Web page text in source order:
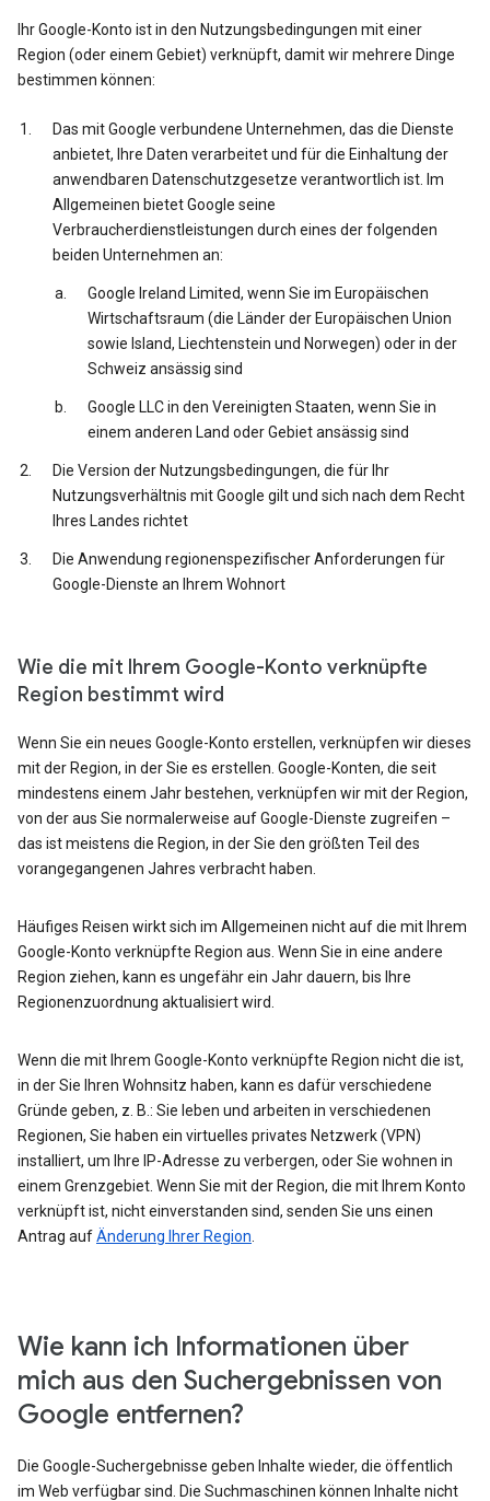
Ihr Google-Konto ist in den Nutzungsbedingungen mit einer
Region (oder einem Gebiet) verknüpft, damit wir mehrere Dinge
bestimmen können:
Das mit Google verbundene Unternehmen, das die Dienste
anbietet, Ihre Daten verarbeitet und für die Einhaltung der
anwendbaren Datenschutzgesetze verantwortlich ist. Im
Allgemeinen bietet Google seine
Verbraucherdienstleistungen durch eines der folgenden
beiden Unternehmen an:
Google Ireland Limited, wenn Sie im Europäischen
Wirtschaftsraum (die Länder der Europäischen Union
sowie Island, Liechtenstein und Norwegen) oder in der
Schweiz ansässig sind
Google LLC in den Vereinigten Staaten, wenn Sie in
einem anderen Land oder Gebiet ansässig sind
Die Version der Nutzungsbedingungen, die für Ihr
Nutzungsverhältnis mit Google gilt und sich nach dem Recht
Ihres Landes richtet
Die Anwendung regionenspezifischer Anforderungen für
Google-Dienste an Ihrem Wohnort
Wie die mit Ihrem Google-Konto verknüpfte
Region bestimmt wird
Wenn Sie ein neues Google-Konto erstellen, verknüpfen wir dieses
mit der Region, in der Sie es erstellen. Google-Konten, die seit
mindestens einem Jahr bestehen, verknüpfen wir mit der Region,
von der aus Sie normalerweise auf Google-Dienste zugreifen –
das ist meistens die Region, in der Sie den größten Teil des
vorangegangenen Jahres verbracht haben.
Häufiges Reisen wirkt sich im Allgemeinen nicht auf die mit Ihrem
Google-Konto verknüpfte Region aus. Wenn Sie in eine andere
Region ziehen, kann es ungefähr ein Jahr dauern, bis Ihre
Regionenzuordnung aktualisiert wird.
Wenn die mit Ihrem Google-Konto verknüpfte Region nicht die ist,
in der Sie Ihren Wohnsitz haben, kann es dafür verschiedene
Gründe geben, z. B.: Sie leben und arbeiten in verschiedenen
Regionen, Sie haben ein virtuelles privates Netzwerk (VPN)
installiert, um Ihre IP-Adresse zu verbergen, oder Sie wohnen in
einem Grenzgebiet. Wenn Sie mit der Region, die mit Ihrem Konto
verknüpft ist, nicht einverstanden sind, senden Sie uns einen
Antrag aufÄnderung Ihrer Region
Wie kann ich Informationen über
mich aus den Suchergebnissen von
Google entfernen?
Die Google-Suchergebnisse geben Inhalte wieder, die öffentlich
im Web verfügbar sind. Die Suchmaschinen können Inhalte nicht